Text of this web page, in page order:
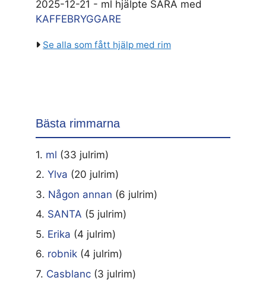
2025-12-21 - ml hjälpte SARA med
KAFFEBRYGGARE
Se alla som fått hjälp med rim
Bästa rimmarna
1. ml (33 julrim)
2. Ylva (20 julrim)
3. Någon annan (6 julrim)
4. SANTA (5 julrim)
5. Erika (4 julrim)
6. robnik (4 julrim)
7. Casblanc (3 julrim)